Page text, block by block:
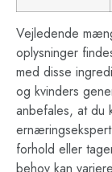
Vejledende
oplysninger
med disse
og kvinders
anbefales, at du
forhold eller